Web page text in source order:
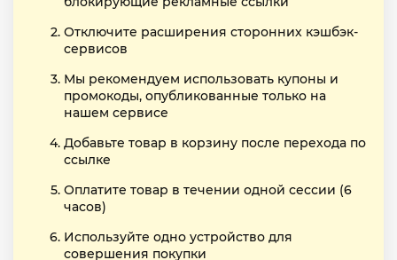
Отключите расширения сторонних кэшбэк-
сервисов
Мы рекомендуем использовать купоны и
промокоды, опубликованные только на
нашем сервисе
Добавьте товар в корзину после перехода по
ссылке
Оплатите товар в течении одной сессии (6
часов)
Используйте одно устройство для
совершения покупки